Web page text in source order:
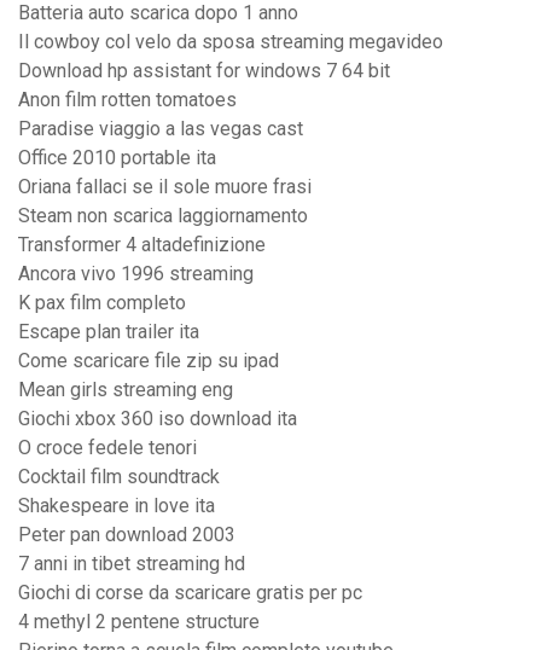
Batteria auto scarica dopo 1 anno
Il cowboy col velo da sposa streaming megavideo
Download hp assistant for windows 7 64 bit
Anon film rotten tomatoes
Paradise viaggio a las vegas cast
Office 2010 portable ita
Oriana fallaci se il sole muore frasi
Steam non scarica laggiornamento
Transformer 4 altadefinizione
Ancora vivo 1996 streaming
K pax film completo
Escape plan trailer ita
Come scaricare file zip su ipad
Mean girls streaming eng
Giochi xbox 360 iso download ita
O croce fedele tenori
Cocktail film soundtrack
Shakespeare in love ita
Peter pan download 2003
7 anni in tibet streaming hd
Giochi di corse da scaricare gratis per pc
4 methyl 2 pentene structure